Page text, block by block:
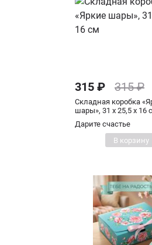
315 ₽ 315 ₽
Складная коробка
шары», 31 х 25,5 х 16
Дарите счастье
В корзину